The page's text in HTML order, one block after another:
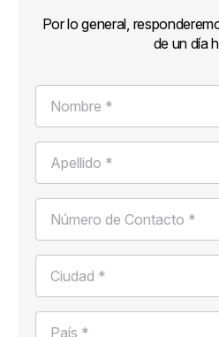
Por lo general,
de un día